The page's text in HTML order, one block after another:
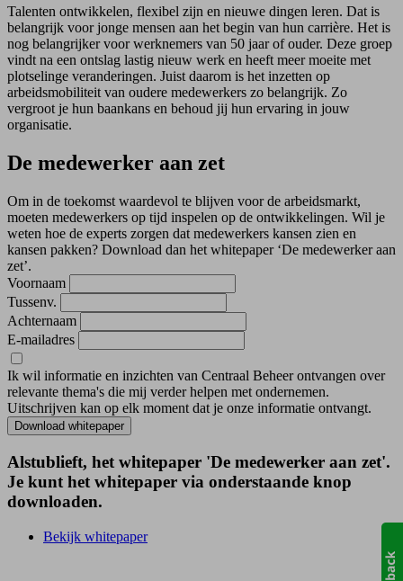
Talenten ontwikkelen, flexibel zijn en nieuwe dingen leren. Dat is
belangrijk voor jonge mensen aan het begin van hun carrière. Het is
nog belangrijker voor werknemers van 50 jaar of ouder. Deze groep
vindt na een ontslag lastig nieuw werk en heeft meer moeite met
plotselinge veranderingen. Juist daarom is het inzetten op
arbeidsmobiliteit van oudere medewerkers zo belangrijk. Zo
vergroot je hun baankans en behoud jij hun ervaring in jouw
organisatie.
De medewerker aan zet
Om in de toekomst waardevol te blijven voor de arbeidsmarkt,
moeten medewerkers op tijd inspelen op de ontwikkelingen. Wil je
weten hoe de experts zorgen dat medewerkers kansen zien en
kansen pakken? Download dan het whitepaper ‘De medewerker aan
zet’.
Voornaam
Tussenv.
Achternaam
E-mailadres
Ik wil informatie en inzichten van Centraal Beheer ontvangen over
relevante thema's die mij verder helpen met ondernemen.
Uitschrijven kan op elk moment dat je onze informatie ontvangt.
Download whitepaper
Alstublieft, het whitepaper 'De medewerker aan zet'.
Je kunt het whitepaper via onderstaande knop
downloaden.
Bekijk whitepaper